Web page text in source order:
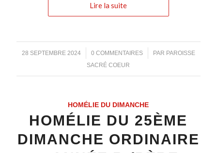
Lire la suite
28 SEPTEMBRE 2024
/ 0 COMMENTAIRES
/ PAR PAROISSE
SACRÉ COEUR
HOMÉLIE DU DIMANCHE
HOMÉLIE DU 25ÈME
DIMANCHE ORDINAIRE